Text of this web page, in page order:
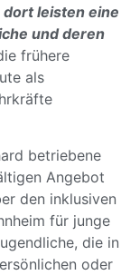
dort leisten eine
und deren
frühere
als
betriebene
Angebot
den inklusiven
für junge
die in
oder